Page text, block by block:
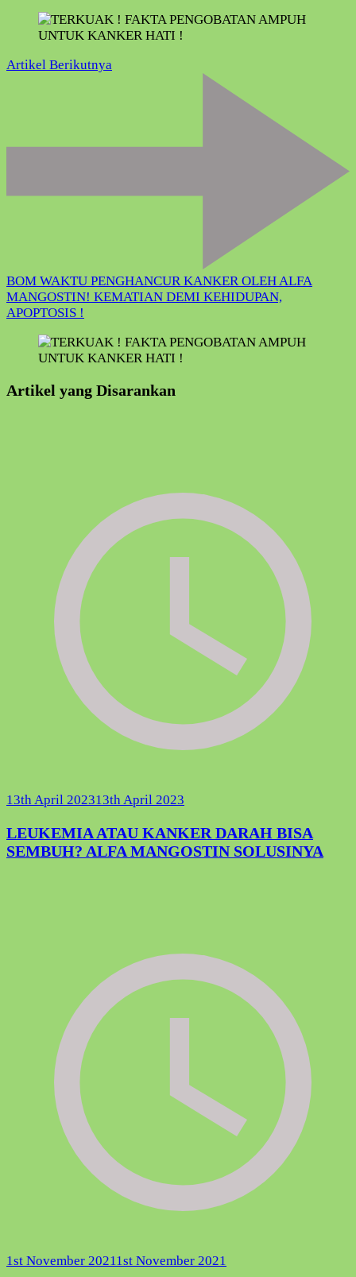
Artikel Berikutnya
BOM WAKTU PENGHANCUR KANKER OLEH ALFA
MANGOSTIN! KEMATIAN DEMI KEHIDUPAN,
APOPTOSIS !
Artikel yang Disarankan
13th April 202313th April 2023
LEUKEMIA ATAU KANKER DARAH BISA
SEMBUH? ALFA MANGOSTIN SOLUSINYA
1st November 20211st November 2021